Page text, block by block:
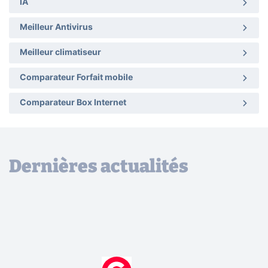
IA
Meilleur Antivirus
Meilleur climatiseur
Comparateur Forfait mobile
Comparateur Box Internet
Dernières actualités